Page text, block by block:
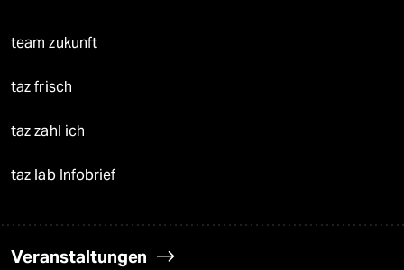
team zukunft
taz frisch
taz zahl ich
taz lab Infobrief
Veranstaltungen